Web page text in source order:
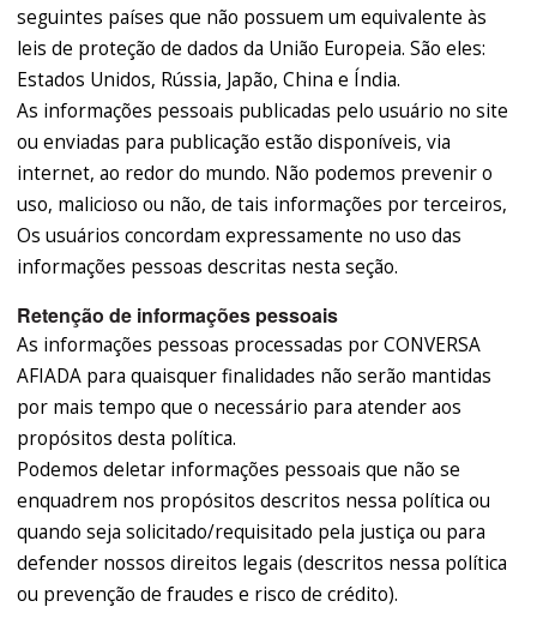
seguintes países que não possuem um equivalente às
leis de proteção de dados da União Europeia. São eles:
Estados Unidos, Rússia, Japão, China e Índia.
As informações pessoais publicadas pelo usuário no site
ou enviadas para publicação estão disponíveis, via
internet, ao redor do mundo. Não podemos prevenir o
uso, malicioso ou não, de tais informações por terceiros,
Os usuários concordam expressamente no uso das
informações pessoas descritas nesta seção.
Retenção de informações pessoais
As informações pessoas processadas por CONVERSA
AFIADA para quaisquer finalidades não serão mantidas
por mais tempo que o necessário para atender aos
propósitos desta política.
Podemos deletar informações pessoais que não se
enquadrem nos propósitos descritos nessa política ou
quando seja solicitado/requisitado pela justiça ou para
defender nossos direitos legais (descritos nessa política
ou prevenção de fraudes e risco de crédito).